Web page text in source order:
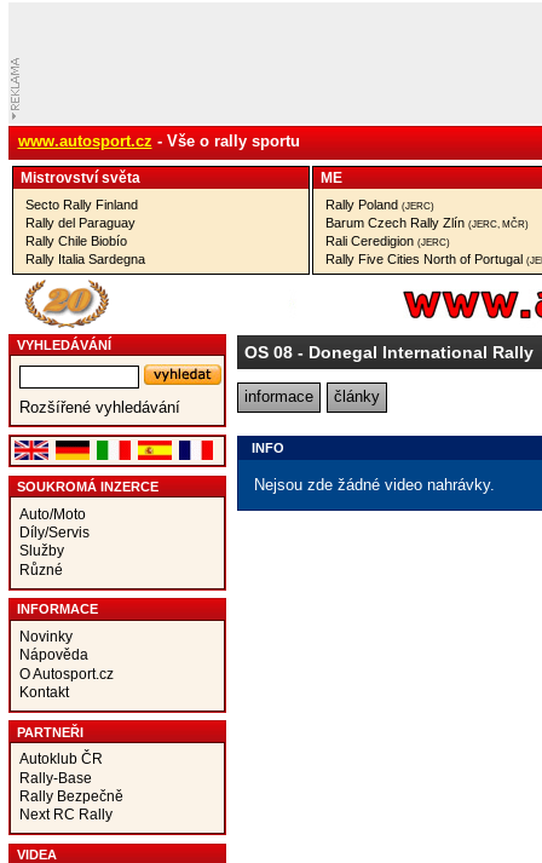
www.autosport.cz - Vše o rally sportu
Mistrovství­ světa
Secto Rally Finland
Rally del Paraguay
Rally Chile Biobío
Rally Italia Sardegna
ME
Rally Poland (JERC)
Barum Czech Rally Zlín (JERC, MČR)
Rali Ceredigion (JERC)
Rally Five Cities North of Portugal
VYHLEDÁVÁNÍ
Rozšířené vyhledávání
SOUKROMÁ INZERCE
Auto/Moto
Díly/Servis
Služby
Různé
INFORMACE
Novinky
Nápověda
O Autosport.cz
Kontakt
PARTNEŘI
Autoklub ČR
Rally-Base
Rally Bezpečně
Next RC Rally
VIDEA
OS 08- Donegal International Rally
informace články
INFO
Nejsou zde žádné video nahrávky.